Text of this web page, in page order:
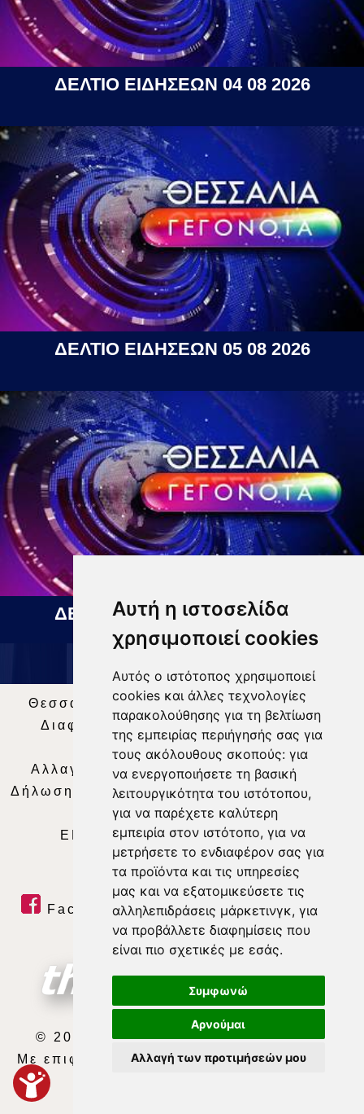
Αυτή η ιστοσελίδα
χρησιμοποιεί cookies
Αυτός ο ιστότοπος χρησιμοποιεί
cookies και άλλες τεχνολογίες
παρακολούθησης για τη βελτίωση
της εμπειρίας περιήγησής σας για
τους ακόλουθους σκοπούς: για
να ενεργοποιήσετε τη βασική
λειτουργικότητα του ιστότοπου,
για να παρέχετε καλύτερη
εμπειρία στον ιστότοπο, για να
μετρήσετε το ενδιαφέρον σας για
τα προϊόντα και τις υπηρεσίες
μας και να εξατομικεύσετε τις
αλληλεπιδράσεις μάρκετινγκ, για
να προβάλλετε διαφημίσεις που
είναι πιο σχετικές με εσάς.
Συμφωνώ
Αρνούμαι
Αλλαγή των προτιμήσεών μου
ΔΕΛΤΙΟ ΕΙΔΗΣΕΩΝ 04 08 2026
ΔΕΛΤΙΟ ΕΙΔΗΣΕΩΝ 05 08 2026
ΔΕΛΤΙΟ ΕΙΔΗΣΕΩΝ 06 08 2026
Θεσσαλία Τηλεόραση|SNG Services
Διαφήμιση | Όροι Χρήσης |Δήλωση
Απορρήτου |
Περιεχόμενο
Αλλαγή Προτιμήσεων για τα Cookies
Δήλωση συμμόρφωσης με τη σύσταση (ΕΕ)
2018/334|Ταυτότητα
ΕΝΗΜΕΡΩΣΗ |WEB TV| LIVE
Facebook| Twitter | Youtube
RSS Feed
© 2026 ΘΕΣΣΑΛΙΑ ΤΗΛΕΟΡΑΣΗ Α.Ε.
Με επιφύλαξη κάθε νόμιμου δικαιώματος.